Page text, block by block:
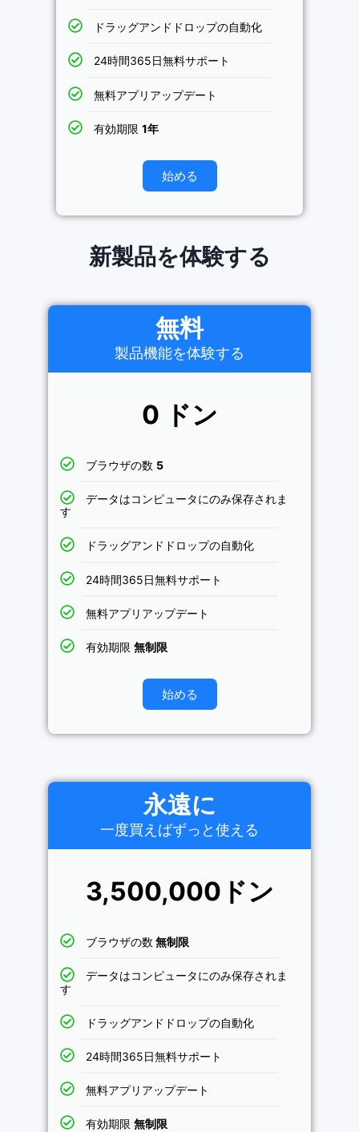
ドラッグアンドドロップの自動化
24時間365日無料サポート
無料アプリアップデート
有効期限1年
始める
新製品を体験する
無料
製品機能を体験する
0 ドン
ブラウザの数 5
データはコンピュータにのみ保存されま
す
ドラッグアンドドロップの自動化
24時間365日無料サポート
無料アプリアップデート
有効期限無制限
始める
永遠に
一度買えばずっと使える
3,500,000ドン
ブラウザの数 無制限
データはコンピュータにのみ保存されま
す
ドラッグアンドドロップの自動化
24時間365日無料サポート
無料アプリアップデート
有効期限無制限